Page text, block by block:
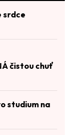
srdce
čistou chuť
studium na